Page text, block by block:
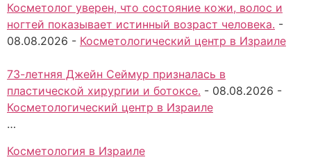
Косметолог уверен, что состояние кожи, волос и
ногтей показывает истинный возраст человека. -
08.08.2026 - Косметологический центр в Израиле
73-летняя Джейн Сеймур призналась в
пластической хирургии и ботоксе. - 08.08.2026 -
Косметологический центр в Израиле
…
Косметология в Израиле